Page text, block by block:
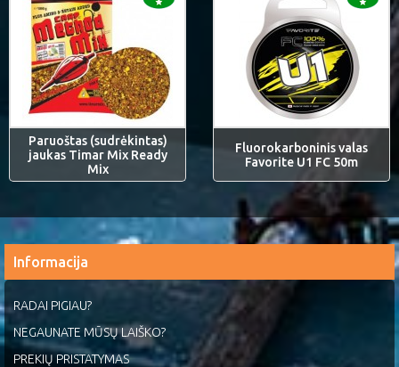
Paruoštas (sudrėkintas)
jaukas Timar Mix Ready
Mix
Fluorokarboninis valas
Favorite U1 FC 50m
Informacija
RADAI PIGIAU?
NEGAUNATE MŪSŲ LAIŠKO?
PREKIŲ PRISTATYMAS